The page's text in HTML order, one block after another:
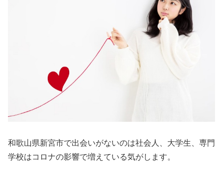
和歌山県新宮市で出会いがないのは社会人、大学生、専門
学校はコロナの影響で増えている気がします。